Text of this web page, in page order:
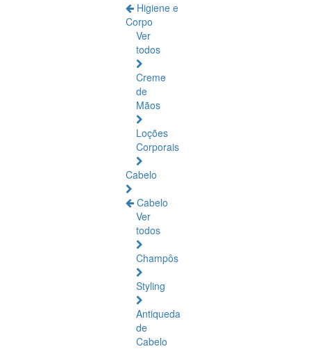
Higiene e
Corpo
Ver
todos
Creme
de
Mãos
Loções
Corporais
Cabelo
Cabelo
Ver
todos
Champôs
Styling
Antiqueda
de
Cabelo